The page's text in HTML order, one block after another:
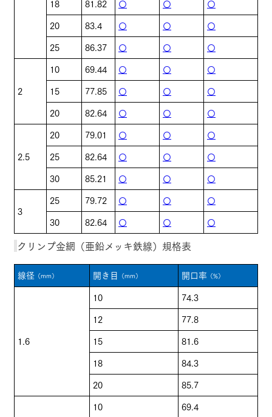
18
81.82 〇 〇
〇
20
83.4 〇 〇
〇
25
86.37 〇 〇 〇
2
10 69.44 〇 〇
〇
15
77.85 〇 〇
〇
20
82.64 〇 〇 〇
2.5
20 79.01 〇 〇
〇
25
82.64 〇 〇
〇
30
85.21 〇 〇 〇
3
25 79.72 〇 〇
〇
30
82.64 〇 〇 〇
クリンプ金網（亜鉛メッキ鉄線）規格表
線径 （mm） 開き目 （mm） 開口率 （%）
1.6
10
74.3
12
77.8
15
81.6
18
84.3
20
85.7
10
69.4